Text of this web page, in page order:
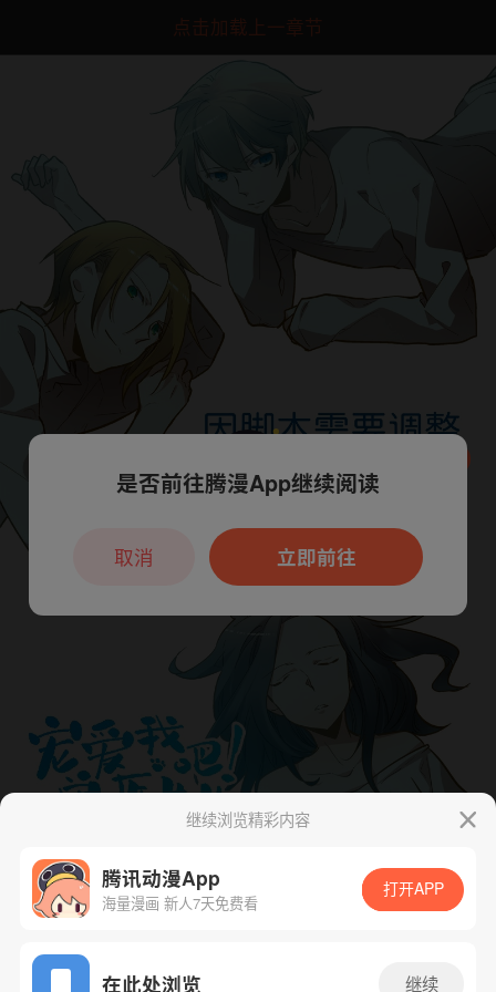
点击加载上一章节
App免费看
继续浏览精彩内容
腾讯动漫App
海量漫画 新人7天免费看
打开APP
在此处浏览 继续
本章节仅支持App阅读，可打开App新用
户7天免费看
是否前往腾漫App继续阅读
立即前往
取消